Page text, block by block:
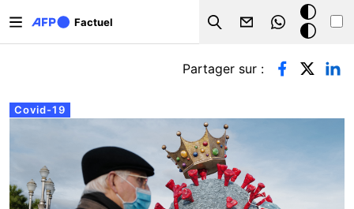
Factuel
Search
Mode
sombre
Onglets principaux
Covid-19
Partager sur :